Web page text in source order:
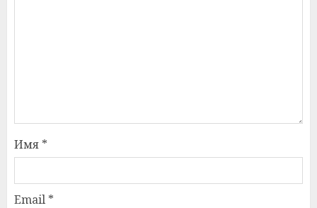
Имя *
Email *